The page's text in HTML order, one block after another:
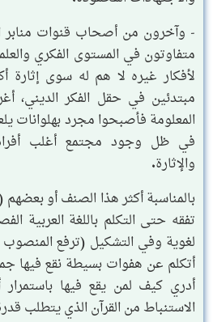
- وآخرون من أصحاب قنوات منابر
متفاوتون في المستوى الفكري
لأفكار غيره لا هم له سوى إثارة
مبتدئين في حقل الفكر الديني،
المعلومة فأصبحوا مجرد بهلوانات
في ظل وجود مجتمع أغلب
والإثارة.
بالمناسبة أكثر هذا الصنف أو
تفقه حتى التكلم باللغة العربية
لغوية وفي التشكيل (ترفع المنصوب
أتكلم عن هفوات بسيطة نقع فيها
أدري كيف لمن يقع فيها
الاستنباط من القرآن الذي يتطلب